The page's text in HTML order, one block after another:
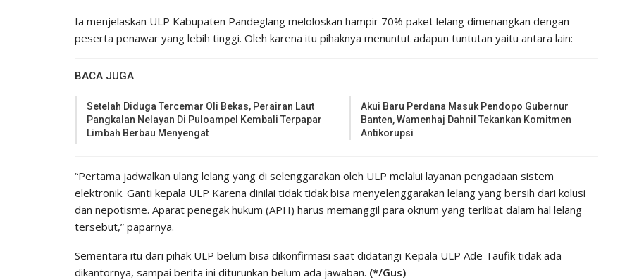
Ia menjelaskan ULP Kabupaten Pandeglang meloloskan hampir 70% paket lelang dimenangkan dengan
peserta penawar yang lebih tinggi. Oleh karena itu pihaknya menuntut adapun tuntutan yaitu antara lain:
BACA JUGA
Setelah Diduga Tercemar Oli Bekas, Perairan Laut
Pangkalan Nelayan Di Puloampel Kembali Terpapar
Limbah Berbau Menyengat
Akui Baru Perdana Masuk Pendopo Gubernur
Banten, Wamenhaj Dahnil Tekankan Komitmen
Antikorupsi
“Pertama jadwalkan ulang lelang yang di selenggarakan oleh ULP melalui layanan pengadaan sistem
elektronik. Ganti kepala ULP Karena dinilai tidak tidak bisa menyelenggarakan lelang yang bersih dari kolusi
dan nepotisme. Aparat penegak hukum (APH) harus memanggil para oknum yang terlibat dalam hal lelang
tersebut,” paparnya.
Sementara itu dari pihak ULP belum bisa dikonfirmasi saat didatangi Kepala ULP Ade Taufik tidak ada
dikantornya, sampai berita ini diturunkan belum ada jawaban. (*/Gus)